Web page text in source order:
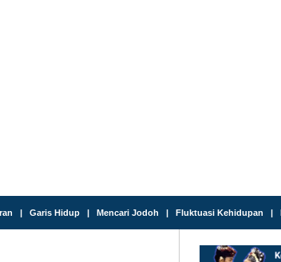
| Garis Hidup | Mencari Jodoh | Fluktuasi Kehidupan |